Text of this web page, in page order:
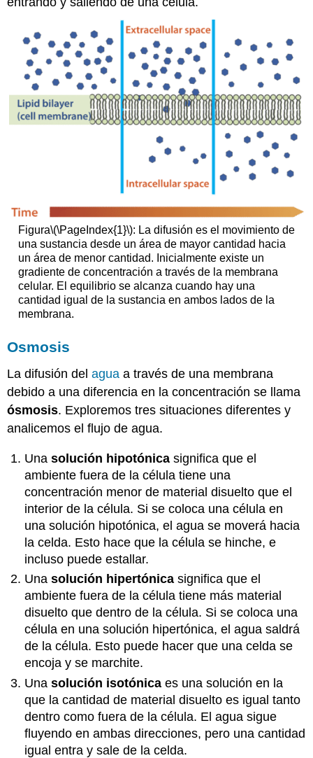
Figura\(\PageIndex{1}\): La difusión es el movimiento de
una sustancia desde un área de mayor cantidad hacia
un área de menor cantidad. Inicialmente existe un
gradiente de concentración a través de la membrana
celular. El equilibrio se alcanza cuando hay una
cantidad igual de la sustancia en ambos lados de la
membrana.
Osmosis
La difusión delagua a través de una membrana
debido a una diferencia en la concentración se llama
ósmosis. Exploremos tres situaciones diferentes y
analicemos el flujo de agua.
Unasolución hipotónica significa que el
ambiente fuera de la célula tiene una
concentración menor de material disuelto que el
interior de la célula. Si se coloca una célula en
una solución hipotónica, el agua se moverá hacia
la celda. Esto hace que la célula se hinche, e
incluso puede estallar.
Unasolución hipertónica significa que el
ambiente fuera de la célula tiene más material
disuelto que dentro de la célula. Si se coloca una
célula en una solución hipertónica, el agua saldrá
de la célula. Esto puede hacer que una celda se
encoja y se marchite.
Unasolución isotónica es una solución en la
que la cantidad de material disuelto es igual tanto
dentro como fuera de la célula. El agua sigue
fluyendo en ambas direcciones, pero una cantidad
igual entra y sale de la celda.